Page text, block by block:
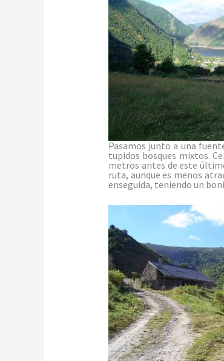
Pasamos junto a una
tupidos bosques mixtos.
metros antes de este
ruta, aunque es menos
enseguida, teniendo un